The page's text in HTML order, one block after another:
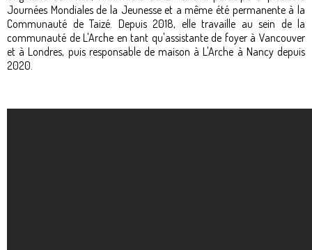
Journées Mondiales de la Jeunesse et a même été permanente à la
Communauté de Taizé. Depuis 2018, elle travaille au sein de la
communauté de L'Arche en tant qu'assistante de foyer à Vancouver
et à Londres, puis responsable de maison à L'Arche à Nancy depuis
2020.